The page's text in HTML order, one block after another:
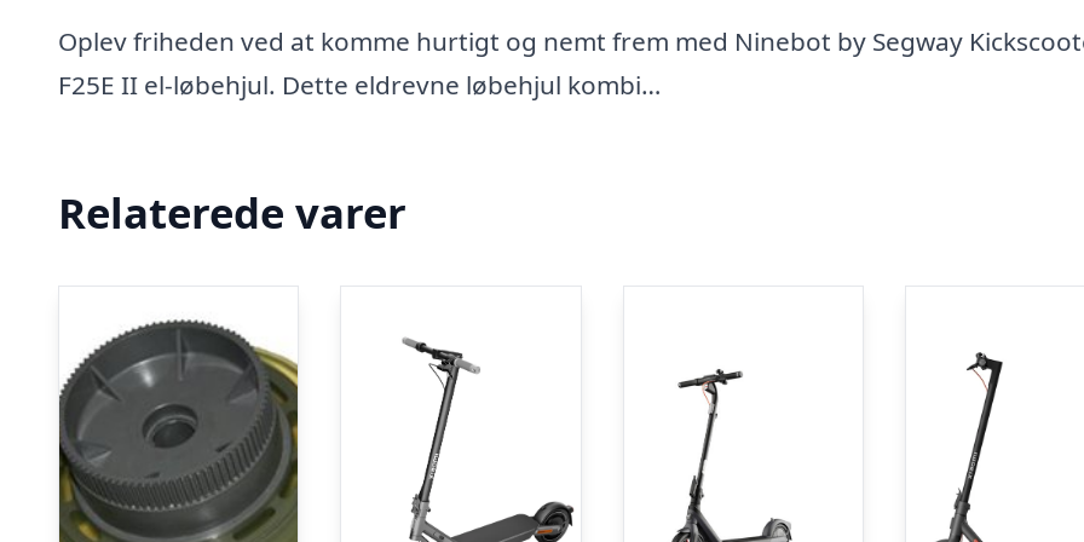
Oplev friheden ved at komme hurtigt og nemt frem med Ninebot by Segway
F25E II el-løbehjul. Dette eldrevne løbehjul kombi…
Relaterede varer